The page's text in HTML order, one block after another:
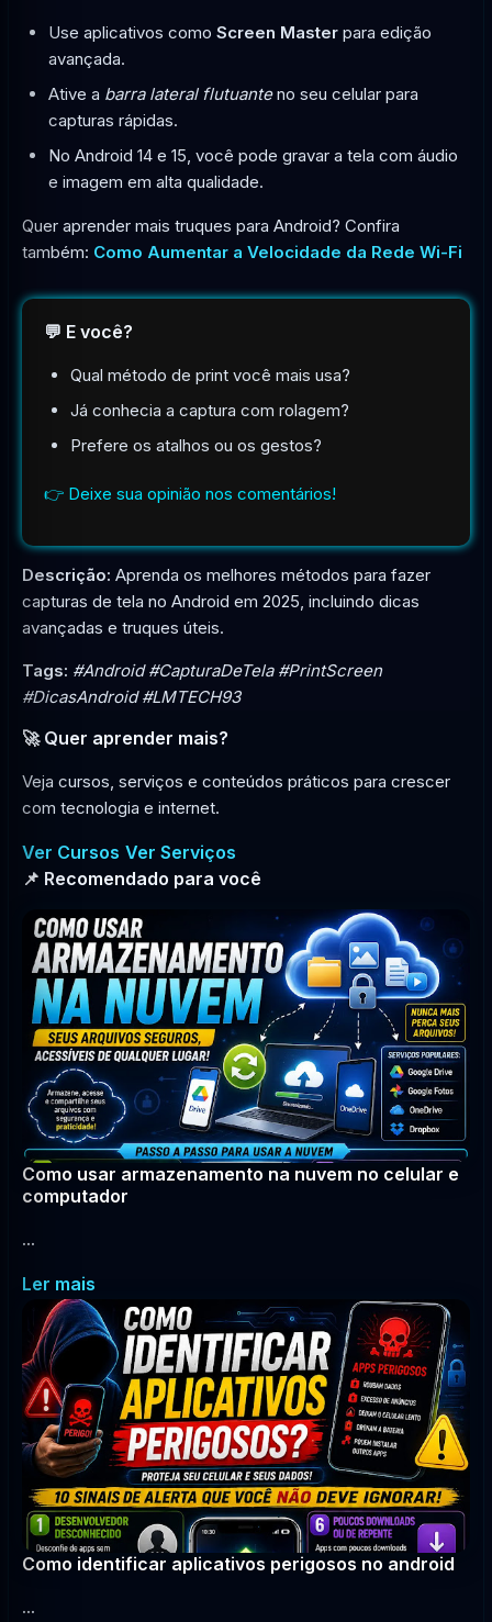
Use aplicativos como Screen Master para edição
avançada.
Ative a barra lateral flutuanteno seu celular para
capturas rápidas.
No Android 14 e 15, você pode gravar a tela com áudio
e imagem em alta qualidade.
Quer aprender mais truques para Android? Confira
também: Como Aumentar a Velocidade da Rede Wi-Fi
💬 E você?
Qual método de print você mais usa?
Já conhecia a captura com rolagem?
Prefere os atalhos ou os gestos?
👉 Deixe sua opinião nos comentários!
Descrição: Aprenda os melhores métodos para fazer
capturas de tela no Android em 2025, incluindo dicas
avançadas e truques úteis.
Tags: #Android #CapturaDeTela #PrintScreen
#DicasAndroid #LMTECH93
🚀 Quer aprender mais?
Veja cursos, serviços e conteúdos práticos para crescer
com tecnologia e internet.
Ver Cursos Ver Serviços
📌 Recomendado para você
Como usar armazenamento na nuvem no celular e
computador
...
Ler mais
Como identificar aplicativos perigosos no android
...